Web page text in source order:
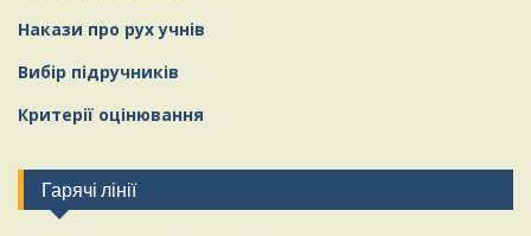
Накази про рух учнів
Вибір підручників
Критерії оцінювання
Гарячі лінії